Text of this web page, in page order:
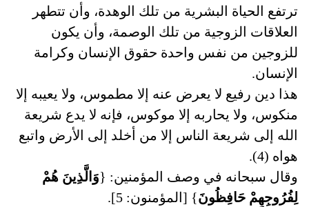
ترتفع الحياة البشرية من تلك الوهدة، وأن تتطهر
العلاقات الزوجية من تلك الوصمة، وأن يكون
للزوجين من نفس واحدة حقوق الإنسان وكرامة
الإنسان.
هذا دين رفيع لا يعرض عنه إلا مطموس، ولا يعيبه إلا
منكوس، ولا يحاربه إلا موكوس، فإنه لا يدع شريعة
الله إلى شريعة الناس إلا من أخلد إلى الأرض واتبع
هواه (4).
وقال سبحانه في وصف المؤمنين: {وَالَّذِينَ هُمْ
لِفُرُوجِهِمْ حَافِظُونَ} [المؤمنون: 5].